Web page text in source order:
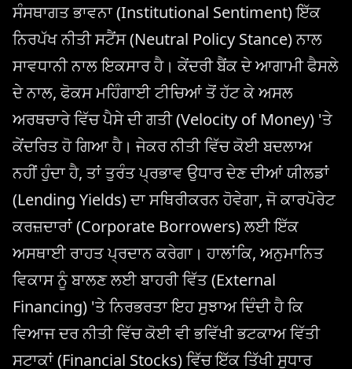
ਸੰਸਥਾਗਤ ਭਾਵਨਾ (Institutional Sentiment) ਇੱਕ
ਨਿਰਪੱਖ ਨੀਤੀ ਸਟੈਂਸ (Neutral Policy Stance) ਨਾਲ
ਸਾਵਧਾਨੀ ਨਾਲ ਇਕਸਾਰ ਹੈ। ਕੇਂਦਰੀ ਬੈਂਕ ਦੇ ਆਗਾਮੀ ਫੈਸਲੇ
ਦੇ ਨਾਲ, ਫੋਕਸ ਮਹਿੰਗਾਈ ਟੀਚਿਆਂ ਤੋਂ ਹੱਟ ਕੇ ਅਸਲ
ਅਰਥਚਾਰੇ ਵਿੱਚ ਪੈਸੇ ਦੀ ਗਤੀ (Velocity of Money) 'ਤੇ
ਕੇਂਦਰਿਤ ਹੋ ਗਿਆ ਹੈ। ਜੇਕਰ ਨੀਤੀ ਵਿੱਚ ਕੋਈ ਬਦਲਾਅ
ਨਹੀਂ ਹੁੰਦਾ ਹੈ, ਤਾਂ ਤੁਰੰਤ ਪ੍ਰਭਾਵ ਉਧਾਰ ਦੇਣ ਦੀਆਂ ਯੀਲਡਾਂ
(Lending Yields) ਦਾ ਸਥਿਰੀਕਰਨ ਹੋਵੇਗਾ, ਜੋ ਕਾਰਪੋਰੇਟ
ਕਰਜ਼ਦਾਰਾਂ (Corporate Borrowers) ਲਈ ਇੱਕ
ਅਸਥਾਈ ਰਾਹਤ ਪ੍ਰਦਾਨ ਕਰੇਗਾ। ਹਾਲਾਂਕਿ, ਅਨੁਮਾਨਿਤ
ਵਿਕਾਸ ਨੂੰ ਬਾਲਣ ਲਈ ਬਾਹਰੀ ਵਿੱਤ (External
Financing) 'ਤੇ ਨਿਰਭਰਤਾ ਇਹ ਸੁਝਾਅ ਦਿੰਦੀ ਹੈ ਕਿ
ਵਿਆਜ ਦਰ ਨੀਤੀ ਵਿੱਚ ਕੋਈ ਵੀ ਭਵਿੱਖੀ ਭਟਕਾਅ ਵਿੱਤੀ
ਸਟਾਕਾਂ (Financial Stocks) ਵਿੱਚ ਇੱਕ ਤਿੱਖੀ ਸੁਧਾਰ